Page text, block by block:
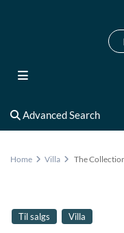
Advanced Search
Home Villa The
Til salgs Villa